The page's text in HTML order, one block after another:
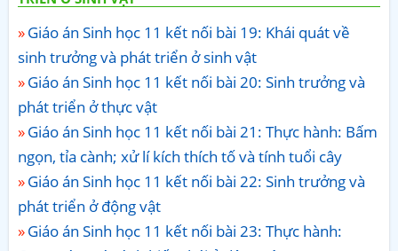
Giáo án Sinh học 11 kết nối bài 19: Khái quát về
sinh trưởng và phát triển ở sinh vật
Giáo án Sinh học 11 kết nối bài 20: Sinh trưởng và
phát triển ở thực vật
Giáo án Sinh học 11 kết nối bài 21: Thực hành: Bấm
ngọn, tỉa cành; xử lí kích thích tố và tính tuổi cây
Giáo án Sinh học 11 kết nối bài 22: Sinh trưởng và
phát triển ở động vật
Giáo án Sinh học 11 kết nối bài 23: Thực hành: